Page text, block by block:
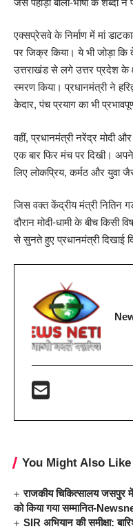
एक्सप्रेसवे के निर्माण में मां
पर जिक्र किया। ये भी जोड़ा कि
उत्तराखंड से लगे उत्तर प्रदेश के
स्मरण किया। प्रधानमंत्री ने
केदार, पंच प्रयाग का भी
वहीं, प्रधानमंत्री नरेंद्र मोदी
एक बार फिर मंच पर दिखी।
लिए लोकप्रिय, कर्मठ और युवा
जिस वक्त केंद्रीय मंत्री नितिन
दौरान मोदी-धामी के बीच किसी
से सुनते हुए प्रधानमंत्री दिखाई
You Might Also Like
राजकीय चिकित्सालय जसपुर में
को किया गया सम्मानित-
SIR अभियान की समीक्षा: